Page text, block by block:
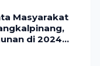
Masyarakat
di 2024